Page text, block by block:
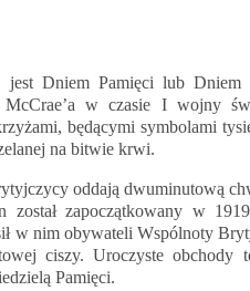
jest Dniem Pamięci lub
McCrae’a w czasie I wojny
będącymi symbolami
na bitwie krwi.
oddają dwuminutową
zapoczątkowany w
w nim obywateli Wspólnoty
ciszy. Uroczyste
Pamięci.